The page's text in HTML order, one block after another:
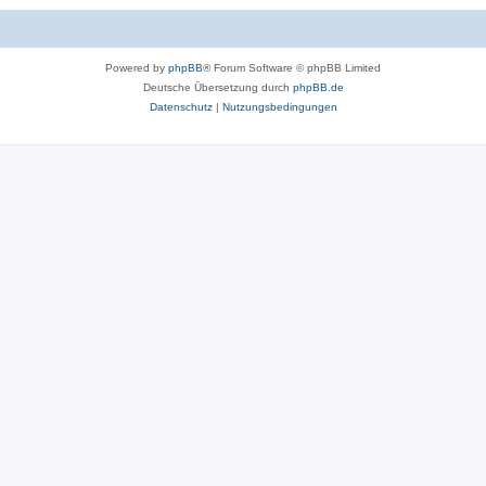
Powered by phpBB® Forum Software © phpBB Limited
Deutsche Übersetzung durch phpBB.de
Datenschutz| Nutzungsbedingungen